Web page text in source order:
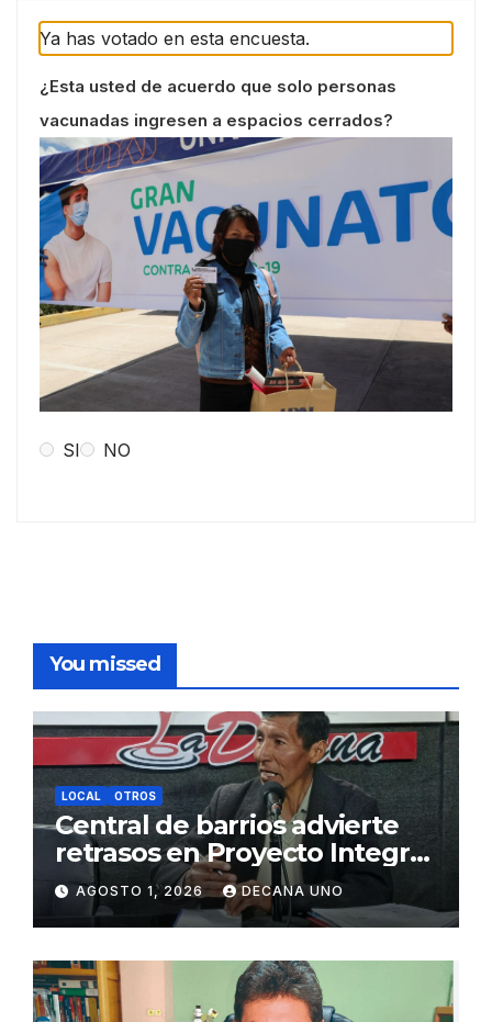
Ya has votado en esta encuesta.
¿Esta usted de acuerdo que solo personas
vacunadas ingresen a espacios cerrados?
SI NO
You missed
LOCAL OTROS
Central de barrios advierte
retrasos en Proyecto Integral
de Agua y Alcantarillado para
Juliaca
AGOSTO 1, 2026 DECANA UNO